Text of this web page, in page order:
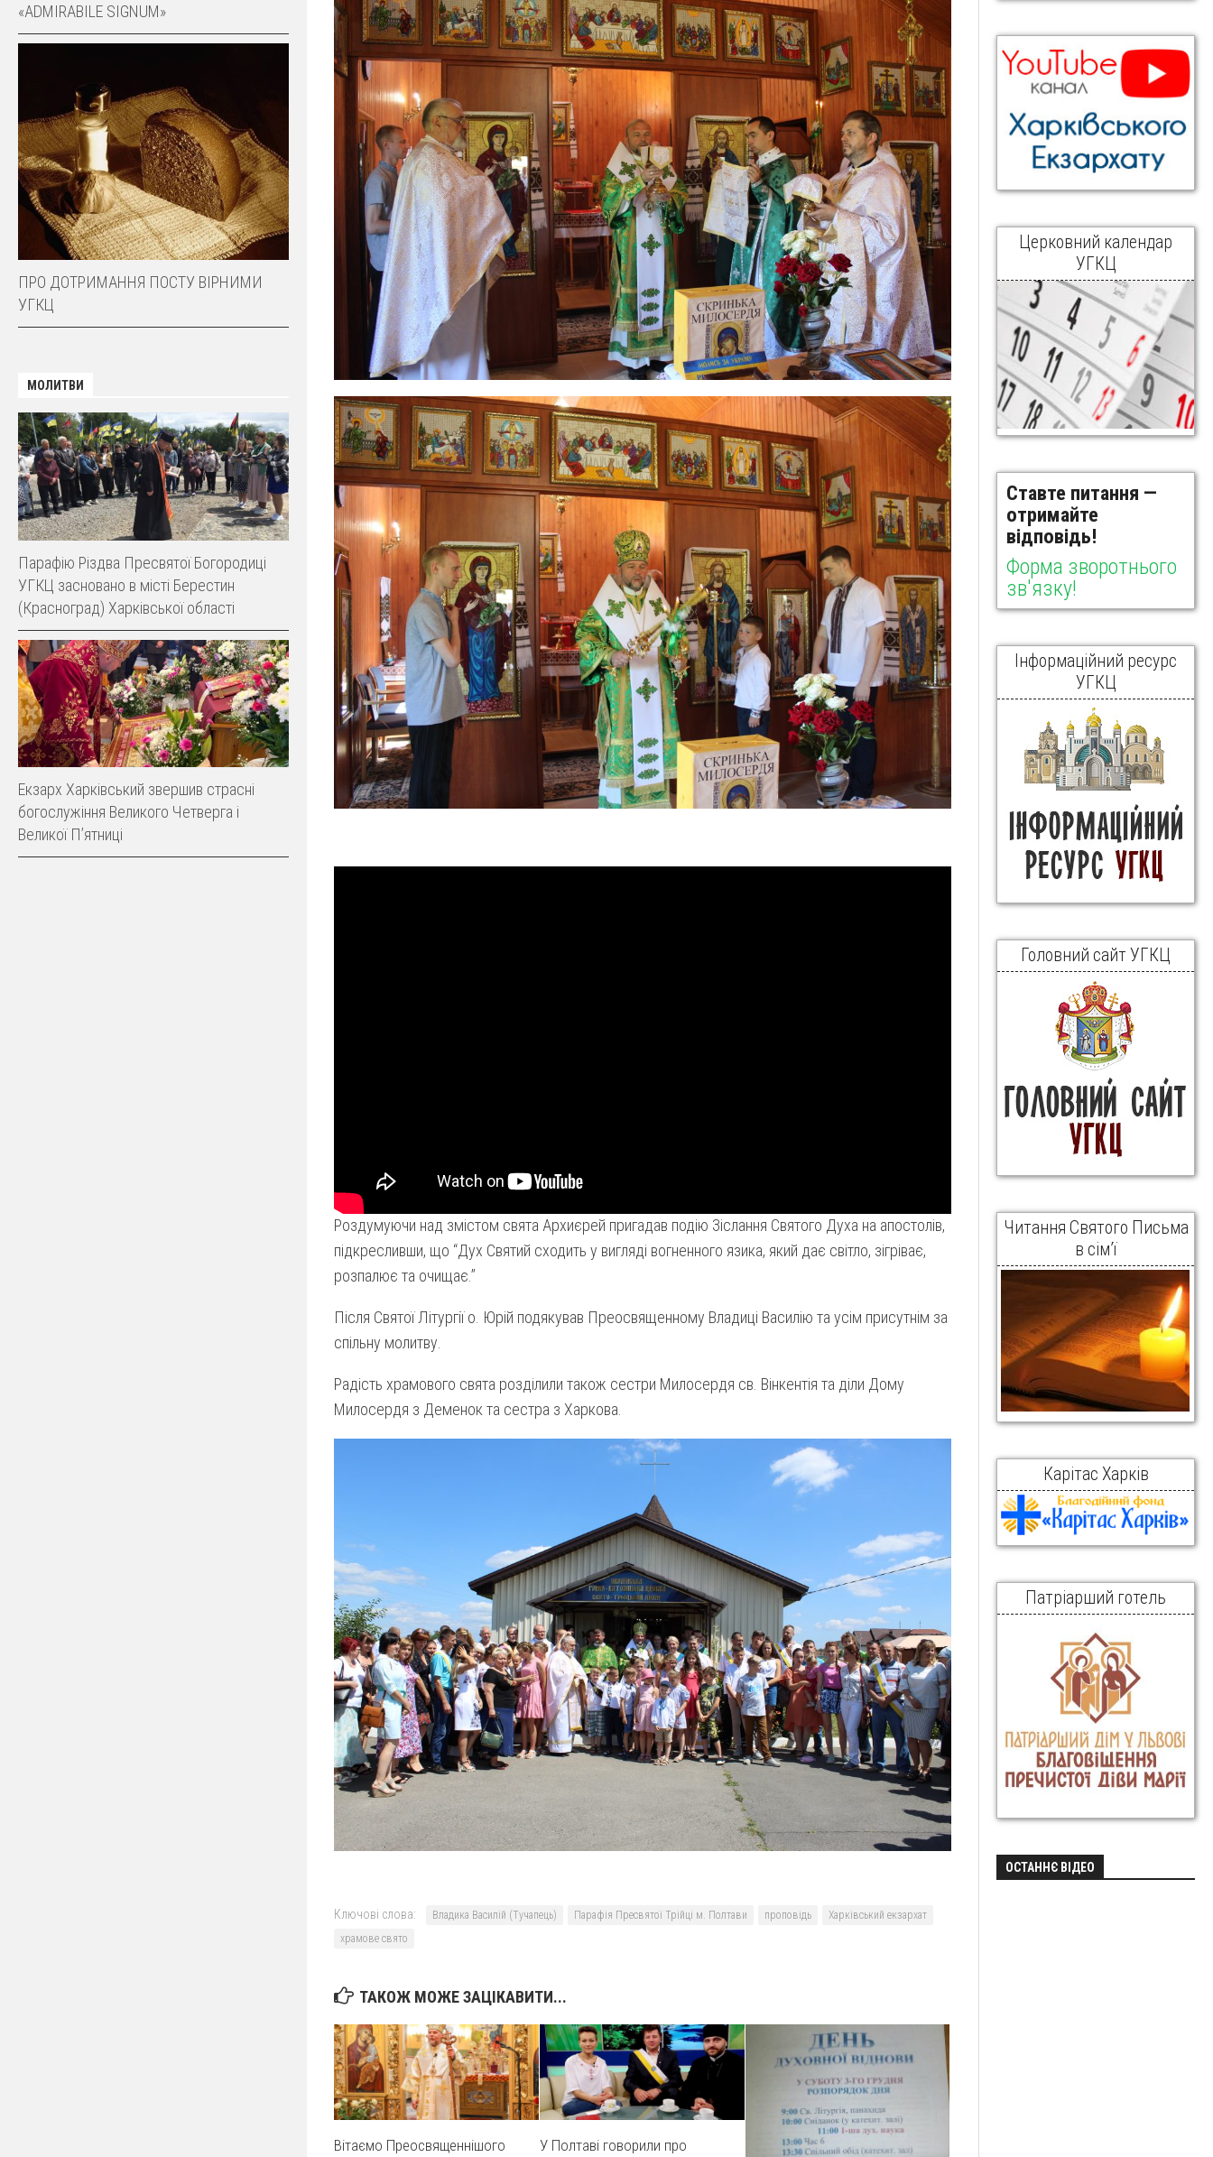
Роздумуючи над змістом свята Архиєрей пригадав подію Зіслання Святого Духа на апостолів,
підкресливши, що “Дух Святий сходить у вигляді вогненного язика, який дає світло, зігріває,
розпалює та очищає.”
Після Святої Літургії о. Юрій подякував Преосвященному Владиці Василію та усім присутнім за
спільну молитву.
Радість храмового свята розділили також сестри Милосердя св. Вінкентія та діли Дому
Милосердя з Деменок та сестра з Харкова.
Ключові слова: Владика Василій (Тучапець) Парафія Пресвятої Трійці м. Полтави проповідь
Харківський екзархат
храмове свято
ТАКОЖ МОЖЕ ЗАЦІКАВИТИ...
Вітаємо Преосвященнішого У Полтаві говорили про
«ADMIRABILE SIGNUM»
ПРО ДОТРИМАННЯ ПОСТУ ВІРНИМИ
УГКЦ
МОЛИТВИ
Парафію Різдва Пресвятої Богородиці
УГКЦ засновано в місті Берестин
(Красноград) Харківської області
Екзарх Харківський звершив страсні
богослужіння Великого Четверга і
Великої Пʼятниці
Церковний календар
УГКЦ
Ставте питання —
отримайте
відповідь!
Форма зворотнього
зв'язку!
Інформаційний ресурс
УГКЦ
Головний сайт УГКЦ
Читання Святого Письма
в сім’ї
Карітас Харків
Патріарший готель
ОСТАННЄ ВІДЕО